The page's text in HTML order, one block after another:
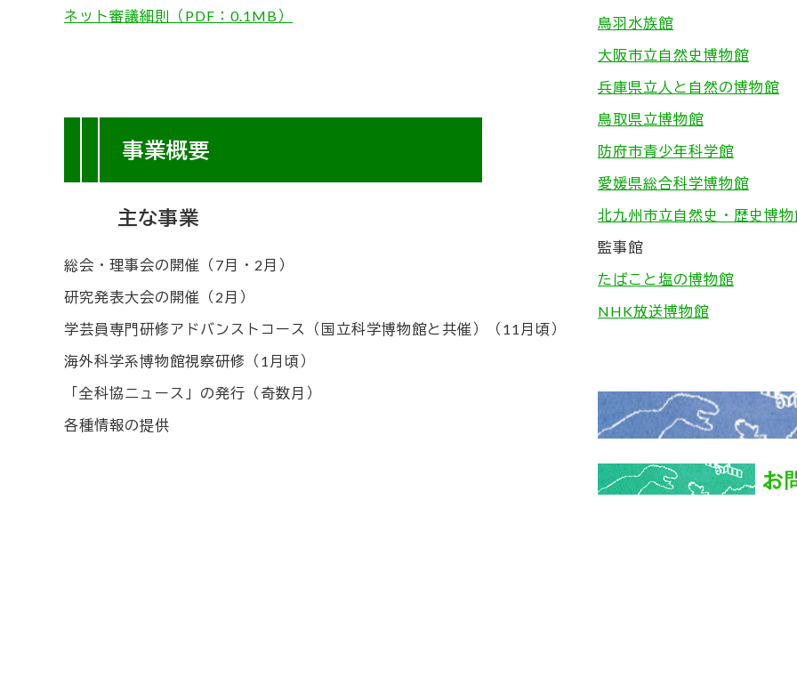
ネット審議細則（PDF：0.1MB）
事業概要
主な事業
総会・理事会の開催（7月・2月）
研究発表大会の開催（2月）
学芸員専門研修アドバンストコース（国立科学博物館と共催）（11月頃）
海外科学系博物館視察研修（1月頃）
「全科協ニュース」の発行（奇数月）
各種情報の提供
鳥羽水族館
大阪市立自然史博物館
兵庫県立人と自然の博物館
鳥取県立博物館
防府市青少年科学館
愛媛県総合科学博物館
北九州市立自然史・歴史博
監事館
たばこと塩の博物館
NHK放送博物館